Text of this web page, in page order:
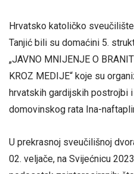
Hrvatsko katoličko
Tanjić bili su domaćini 5.
„JAVNO MNIJENJE O
KROZ MEDIJE“ koje su
hrvatskih gardijskih postrojbi
domovinskog rata Ina-
U prekrasnoj sveučilišnoj
02. veljače, na Svijećnicu